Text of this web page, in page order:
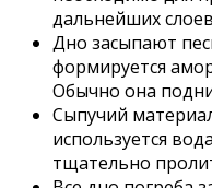
дальнейших
Дно засыпают
формируется
Обычно она
Сыпучий
используется
тщательно